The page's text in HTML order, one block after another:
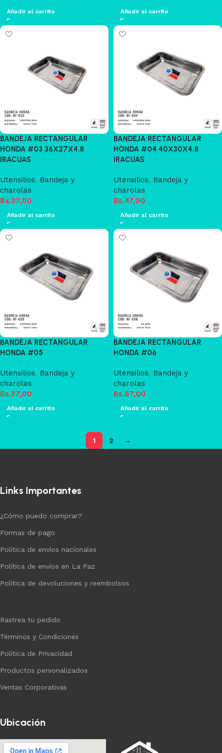
Añadir al carrito Añadir al carrito
BANDEJA RECTANGULAR
HONDA #03 36X27X4.8
IRACUAS
Utensilios, Bandeja y
charolas
Bs.37,00
Añadir al carrito
BANDEJA RECTANGULAR
HONDA #04 40X30X4.8
IRACUAS
Utensilios, Bandeja y
charolas
Bs.47,00
Añadir al carrito
BANDEJA RECTANGULAR
HONDA #05
Utensilios, Bandeja y
charolas
Bs.57,00
Añadir al carrito
BANDEJA RECTANGULAR
HONDA #06
Utensilios, Bandeja y
charolas
Bs.67,00
Añadir al carrito
1 2 →
Links Importantes
¿Cómo puedo comprar?
Formas de pago
Política de envíos nacionales
Política de envíos en La Paz
Política de devoluciones y reembolsos
Rastrea tu pedido
Términos y Condiciones
Política de Privacidad
Productos personalizados
Ventas Corporativas
Ubicación